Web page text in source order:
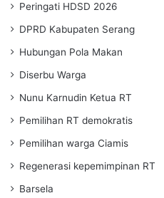
Peringati HDSD 2026
DPRD Kabupaten Serang
Hubungan Pola Makan
Diserbu Warga
Nunu Karnudin Ketua RT
Pemilihan RT demokratis
Pemilihan warga Ciamis
Regenerasi kepemimpinan RT
Barsela